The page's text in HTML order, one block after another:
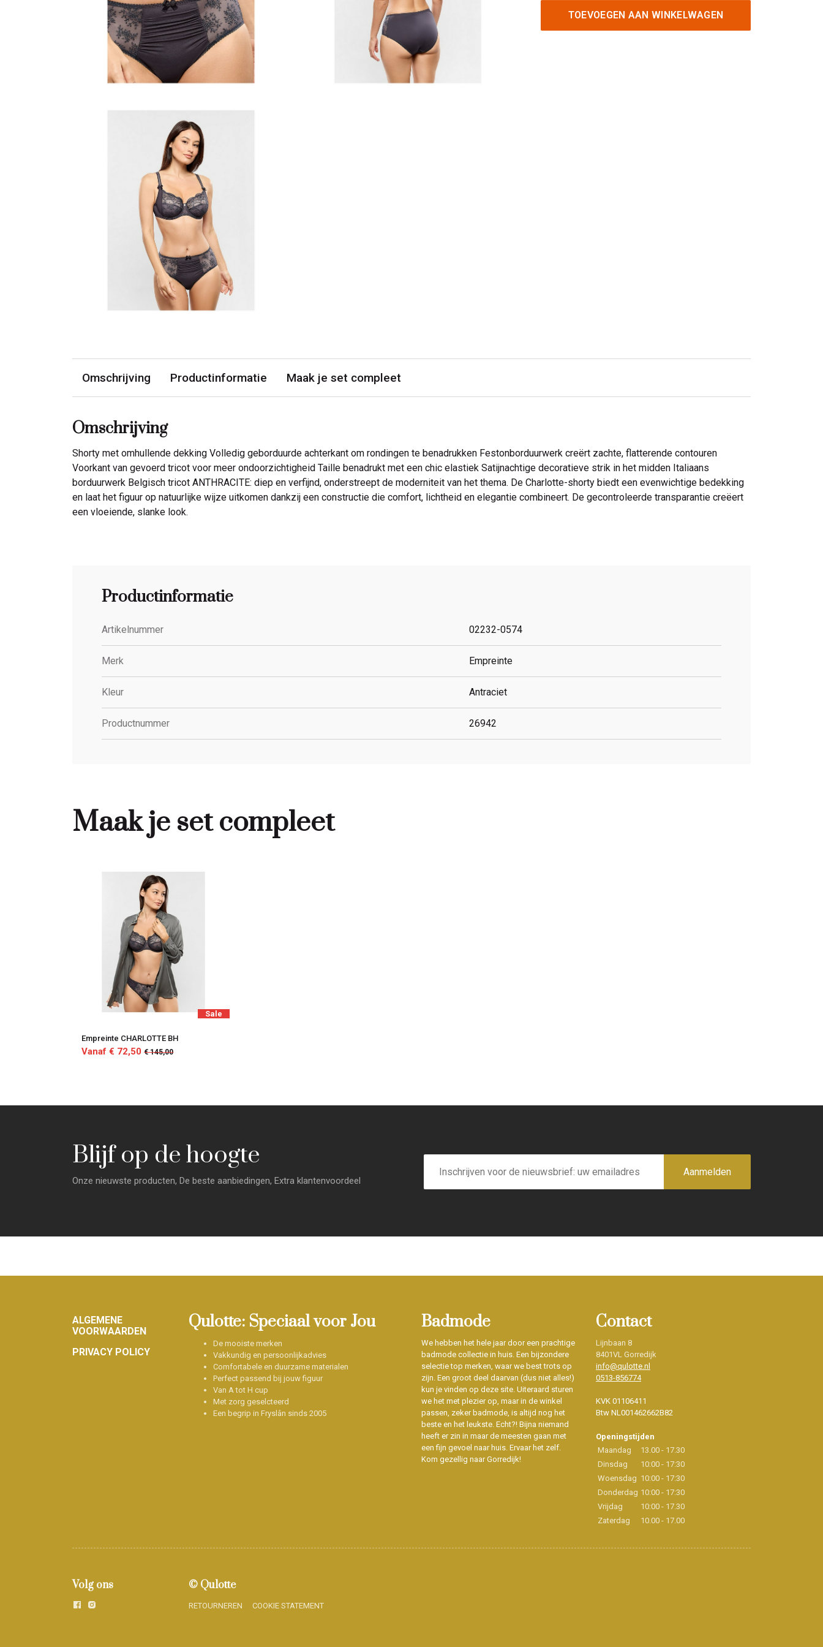
TOEVOEGEN AAN WINKELWAGEN
Omschrijving Productinformatie Maak je set compleet
Omschrijving
Shorty met omhullende dekking Volledig geborduurde achterkant om rondingen te benadrukken Festonborduurwerk creërt zachte, flatterende contouren
Voorkant van gevoerd tricot voor meer ondoorzichtigheid Taille benadrukt met een chic elastiek Satijnachtige decoratieve strik in het midden Italiaans
borduurwerk Belgisch tricot ANTHRACITE: diep en verfijnd, onderstreept de moderniteit van het thema. De Charlotte-shorty biedt een evenwichtige bedekking
en laat het figuur op natuurlijke wijze uitkomen dankzij een constructie die comfort, lichtheid en elegantie combineert. De gecontroleerde transparantie creëert
een vloeiende, slanke look.
Productinformatie
Artikelnummer 02232-0574
Merk Empreinte
Kleur Antraciet
Productnummer 26942
Maak je set compleet
Sale
Empreinte CHARLOTTE BH
Vanaf € 72,50 € 145,00
Blijf op de hoogte
Onze nieuwste producten, De beste aanbiedingen, Extra klantenvoordeel
E-
mailadres
Aanmelden
Footer
ALGEMENE
VOORWAARDEN
PRIVACY POLICY
Qulotte: Speciaal voor Jou
De mooiste merken
Vakkundig en persoonlijkadvies
Comfortabele en duurzame materialen
Perfect passend bij jouw figuur
Van A tot H cup
Met zorg geselcteerd
Een begrip in Fryslân sinds 2005
Badmode
We hebben het hele jaar door een prachtige
badmode collectie in huis. Een bijzondere
selectie top merken, waar we best trots op
zijn. Een groot deel daarvan (dus niet alles!)
kun je vinden op deze site. Uiteraard sturen
we het met plezier op, maar in de winkel
passen, zeker badmode, is altijd nog het
beste en het leukste. Echt?! Bijna niemand
heeft er zin in maar de meesten gaan met
een fijn gevoel naar huis. Ervaar het zelf.
Kom gezellig naar Gorredijk!
Contact
Lijnbaan 8
8401VL Gorredijk
info@qulotte.nl
0513-856774
KVK 01106411
Btw NL001462662B82
Openingstijden
Maandag
13.00 - 17.30
Dinsdag
10:00 - 17:30
Woensdag 10:00 - 17:30
Donderdag 10:00 - 17:30
Vrijdag
10:00 - 17.30
Zaterdag
10.00 - 17.00
Volg ons © Qulotte
RETOURNEREN COOKIE STATEMENT